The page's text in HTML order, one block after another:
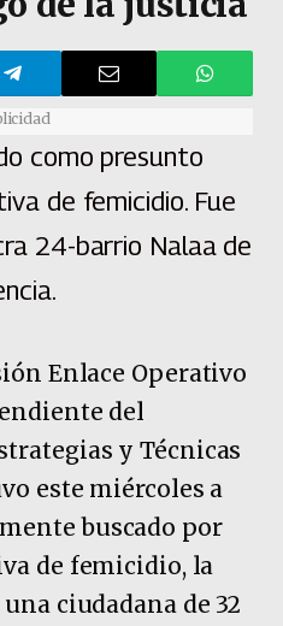
como presunto
de femicidio. Fue
24-barrio Nalaa de
Enlace Operativo
del
y Técnicas
este miércoles a
buscado por
de femicidio, la
ciudadana de 32